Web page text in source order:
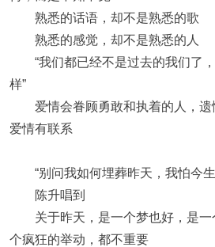
熟悉的话语，却不是熟悉的歌
熟悉的感觉，却不是熟悉的人
“我们都已经不是过去的我们了，
样”
爱情会眷顾勇敢和执着的人，遗
爱情有联系
“别问我如何埋葬昨天，我怕今生
陈升唱到
关于昨天，是一个梦也好，是一
个疯狂的举动，都不重要